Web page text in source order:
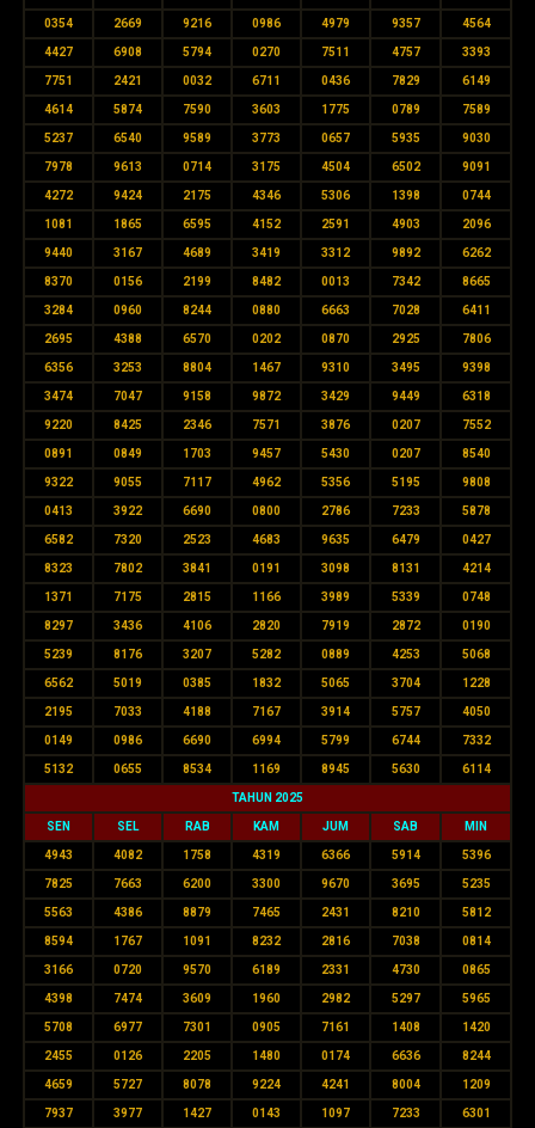
0354 2669 9216 0986 4979 9357 4564
4427 6908 5794 0270 7511 4757 3393
7751 2421 0032 6711 0436 7829 6149
4614 5874 7590 3603 1775 0789 7589
5237 6540 9589 3773 0657 5935 9030
7978 9613 0714 3175 4504 6502 9091
4272 9424 2175 4346 5306 1398 0744
1081 1865 6595 4152 2591 4903 2096
9440 3167 4689 3419 3312 9892 6262
8370 0156 2199 8482 0013 7342 8665
3284 0960 8244 0880 6663 7028 6411
2695 4388 6570 0202 0870 2925 7806
6356 3253 8804 1467 9310 3495 9398
3474 7047 9158 9872 3429 9449 6318
9220 8425 2346 7571 3876 0207 7552
0891 0849 1703 9457 5430 0207 8540
9322 9055 7117 4962 5356 5195 9808
0413 3922 6690 0800 2786 7233 5878
6582 7320 2523 4683 9635 6479 0427
8323 7802 3841 0191 3098 8131 4214
1371 7175 2815 1166 3989 5339 0748
8297 3436 4106 2820 7919 2872 0190
5239 8176 3207 5282 0889 4253 5068
6562 5019 0385 1832 5065 3704 1228
2195 7033 4188 7167 3914 5757 4050
0149 0986 6690 6994 5799 6744 7332
5132 0655 8534 1169 8945 5630 6114
TAHUN 2025
SEN SEL RAB KAM JUM SAB MIN
4943 4082 1758 4319 6366 5914 5396
7825 7663 6200 3300 9670 3695 5235
5563 4386 8879 7465 2431 8210 5812
8594 1767 1091 8232 2816 7038 0814
3166 0720 9570 6189 2331 4730 0865
4398 7474 3609 1960 2982 5297 5965
5708 6977 7301 0905 7161 1408 1420
2455 0126 2205 1480 0174 6636 8244
4659 5727 8078 9224 4241 8004 1209
7937 3977 1427 0143 1097 7233 6301